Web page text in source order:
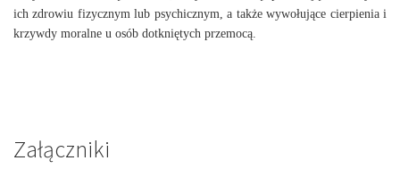
ich zdrowiu fizycznym lub psychicznym, a także wywołujące cierpienia i
krzywdy moralne u osób dotkniętych przemocą.
Załączniki